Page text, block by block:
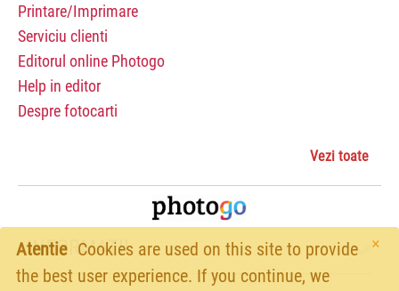
×
Atentie Cookies are used on this site to provide
the best user experience. If you continue, we
Printare/Imprimare
Serviciu clienti
Editorul online Photogo
Help in editor
Despre fotocarti
Vezi toate
INFORMATII